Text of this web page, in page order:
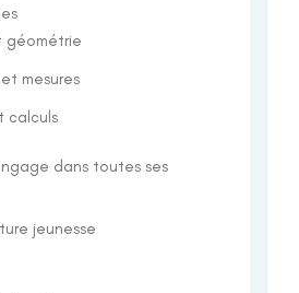
géométrie
mesures
calculs
dans toutes ses
jeunesse